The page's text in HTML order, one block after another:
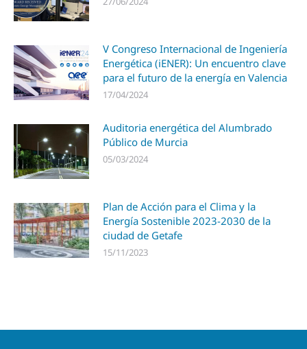
V Congreso Internacional de Ingeniería
Energética (iENER): Un encuentro clave
para el futuro de la energía en Valencia
17/04/2024
Auditoria energética del Alumbrado
Público de Murcia
05/03/2024
Plan de Acción para el Clima y la
Energía Sostenible 2023-2030 de la
ciudad de Getafe
15/11/2023